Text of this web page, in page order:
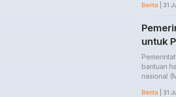
Berita | 31
untuk
bantuan
nasional
Berita | 31